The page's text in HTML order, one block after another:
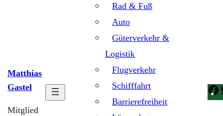
Matthias
Gastel
Mitglied
Rad & Fuß
Auto
Güterverkehr &
Logistik
Flugverkehr
Schifffahrt
Barrierefreiheit